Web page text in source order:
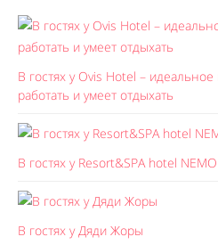
В гостях у Ovis Hotel –
работать и умеет отдыхать
В гостях у Resort&SPA hotel
В гостях у Дяди Жоры